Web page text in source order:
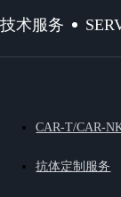
技术服务
CAR-T/CAR-
抗体定制服务